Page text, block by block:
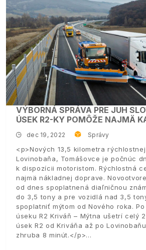
VÝBORNÁ SPRÁVA PRE JUH
ÚSEK R2-KY POMÔŽE NAJMÄ
dec 19, 2022 Správy
<p>Nových 13,5 kilometra
Lovinobaňa, Tomášovce je počnúc
k dispozícii motoristom. Rýchlostná
najmä nákladnej doprave.
od dnes spoplatnená diaľničnou
do 3,5 tony a pre vozidlá nad 3,5
spoplatniť mýtom od Nového roka.
úseku R2 Kriváň – Mýtna ušetrí celý
úsek R2 od Kriváňa až po
zhruba 8 minút.</p>